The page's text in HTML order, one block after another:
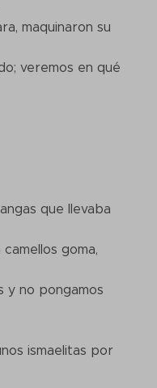
maquinaron su
veremos en qué
que llevaba
goma,
y no pongamos
ismaelitas por